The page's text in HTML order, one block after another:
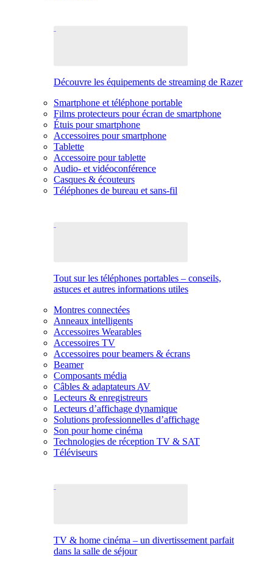
Découvre les équipements de streaming de Razer
Smartphone et téléphone portable
Films protecteurs pour écran de smartphone
Étuis pour smartphone
Accessoires pour smartphone
Tablette
Accessoire pour tablette
Audio- et vidéoconférence
Casques & écouteurs
Téléphones de bureau et sans-fil
Tout sur les téléphones portables – conseils,
astuces et autres informations utiles
Montres connectées
Anneaux intelligents
Accessoires Wearables
Accessoires TV
Accessoires pour beamers & écrans
Beamer
Composants média
Câbles & adaptateurs AV
Lecteurs & enregistreurs
Lecteurs d’affichage dynamique
Solutions professionnelles d’affichage
Son pour home cinéma
Technologies de réception TV & SAT
Téléviseurs
TV & home cinéma – un divertissement parfait
dans la salle de séjour